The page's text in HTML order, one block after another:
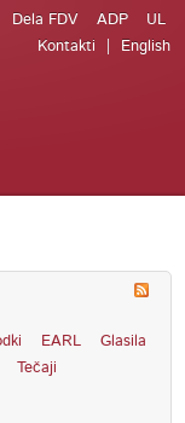
Dela FDV ADP
UL
Kontakti
English
EARL
Glasila
Tečaji